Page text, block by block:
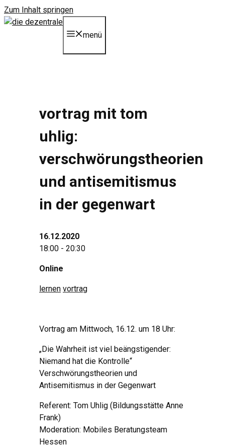
Zum Inhalt springen
menü
vortrag mit tom
uhlig:
verschwörungstheorien
und antisemitismus
in der gegenwart
16.12.2020
18:00 - 20:30
Online
lernen vortrag
Vortrag am Mittwoch, 16.12. um 18 Uhr:
„Die Wahrheit ist viel beängstigender:
Niemand hat die Kontrolle“
Verschwörungstheorien und
Antisemitismus in der Gegenwart
Referent: Tom Uhlig (Bildungsstätte Anne
Frank)
Moderation: Mobiles Beratungsteam
Hessen